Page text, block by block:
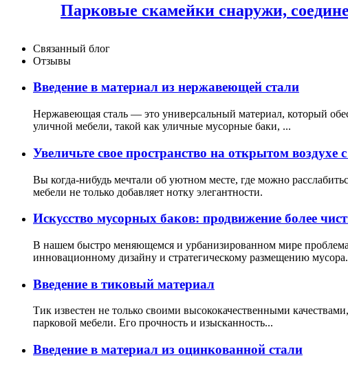
Парковые скамейки снаружи,
Связанный блог
Отзывы
Введение в материал из нержавеющей стали
Нержавеющая сталь — это универсальный материал, который
уличной мебели, такой как уличные мусорные баки, ...
Увеличьте свое пространство на открытом
Вы когда-нибудь мечтали об уютном месте, где можно
мебели не только добавляет нотку элегантности.
Искусство мусорных баков: продвижение более
В нашем быстро меняющемся и урбанизированном мире
инновационному дизайну и стратегическому размещению
Введение в тиковый материал
Тик известен не только своими высококачественными
парковой мебели. Его прочность и изысканность...
Введение в материал из оцинкованной стали